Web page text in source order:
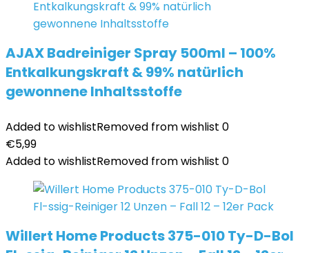
AJAX Badreiniger Spray 500ml – 100%
Entkalkungskraft & 99% natürlich
gewonnene Inhaltsstoffe
Added to wishlistRemoved from wishlist 0
€5,99
Added to wishlistRemoved from wishlist 0
Willert Home Products 375-010 Ty-D-Bol